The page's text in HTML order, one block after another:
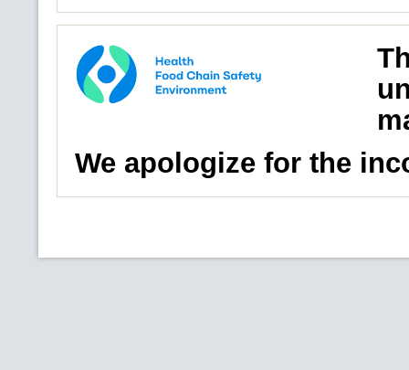
We apologize for the